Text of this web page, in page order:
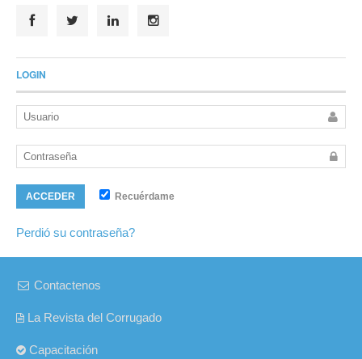
LOGIN
ACCEDER Recuérdame
Perdió su contraseña?
Contactenos
La Revista del Corrugado
Capacitación